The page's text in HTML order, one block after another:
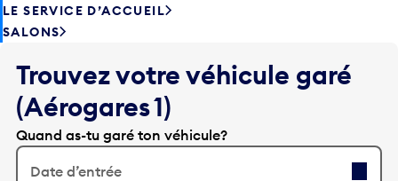
LE SERVICE D’ACCUEIL
SALONS
Trouvez votre véhicule garé
(Aérogares 1)
Quand as-tu garé ton véhicule?
Date d’entrée